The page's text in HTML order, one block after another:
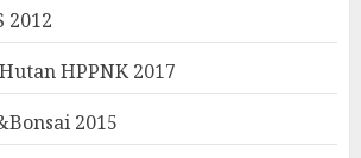
2012
HPPNK 2017
2015